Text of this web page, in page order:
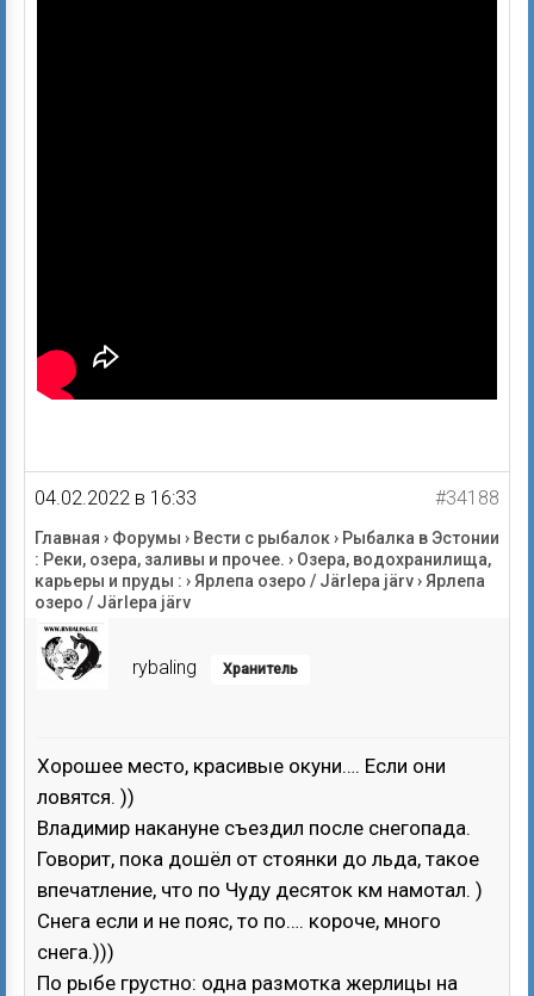
04.02.2022 в 16:33 #34188
Главная › Форумы › Вести с рыбалок› Рыбалка в Эстонии
: Реки, озера, заливы и прочее. › Озера, водохранилища,
карьеры и пруды : › Ярлепа озеро / Järlepa järv› Ярлепа
озеро / Järlepa järv
rybaling Хранитель
Хорошее место, красивые окуни…. Если они
ловятся. ))
Владимир накануне съездил после снегопада.
Говорит, пока дошёл от стоянки до льда, такое
впечатление, что по Чуду десяток км намотал. )
Снега если и не пояс, то по…. короче, много
снега.)))
По рыбе грустно: одна размотка жерлицы на